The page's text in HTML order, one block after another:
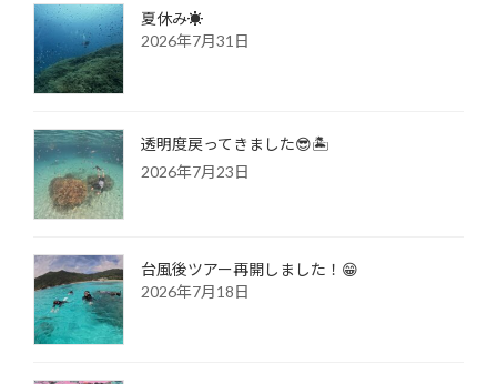
夏休み☀️
2026年7月31日
透明度戻ってきました😎🏝️
2026年7月23日
台風後ツアー再開しました！😁
2026年7月18日